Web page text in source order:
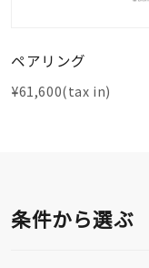
ペアリング
¥61,600(tax in)
条件から選ぶ